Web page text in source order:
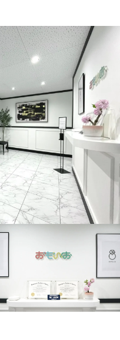
ASK
ASK
ASK
ASK